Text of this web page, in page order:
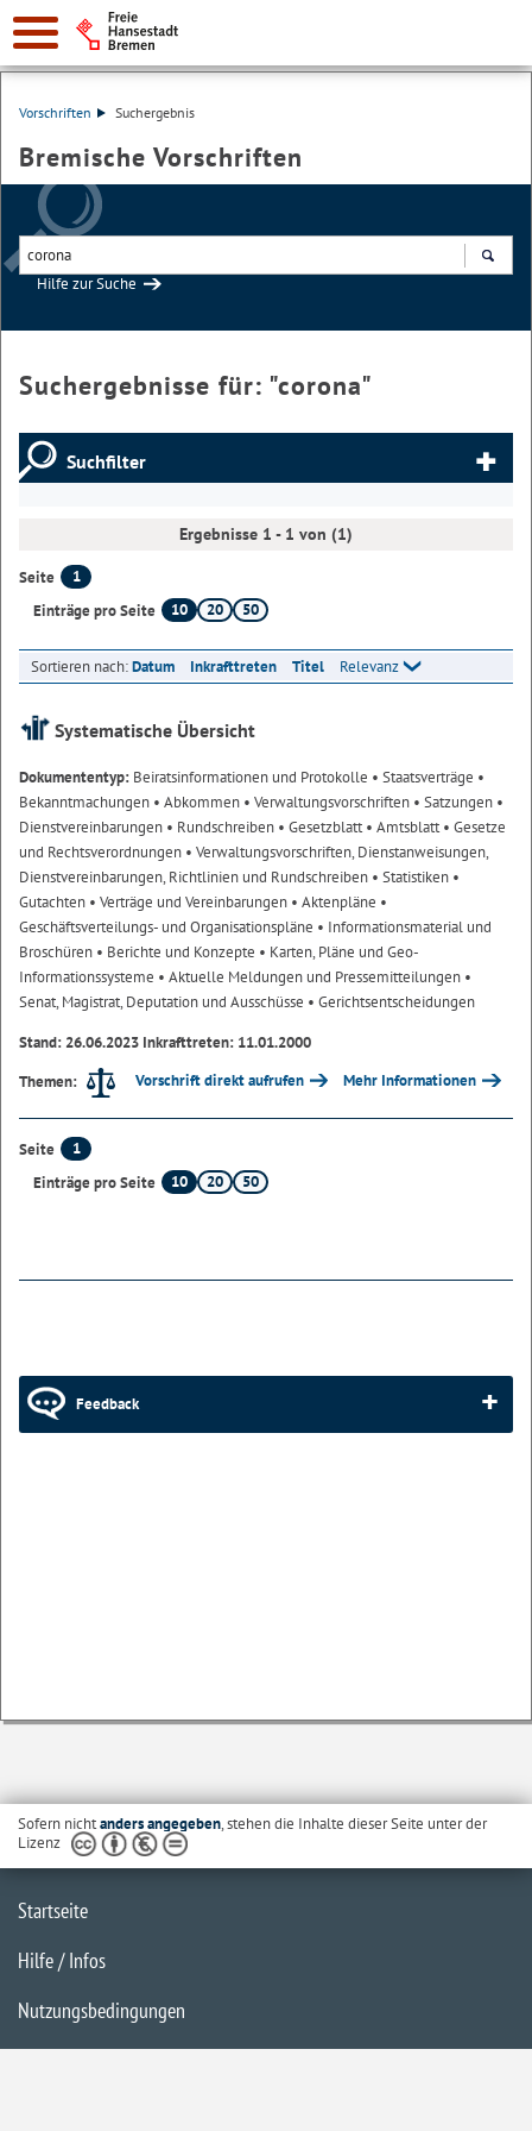
Vorschriften Suchergebnis
Bremische Vorschriften
Hilfe zur Suche
Suchergebnisse für: "corona"
Suchfilter
Ergebnisse 1 - 1 von (1)
Seite
1
Einträge pro Seite
10 20 50
Sortieren nach:Datum Inkrafttreten Titel Relevanz
Systematische Übersicht
Dokumententyp: Beiratsinformationen und Protokolle • Staatsverträge •
Bekanntmachungen • Abkommen • Verwaltungsvorschriften • Satzungen •
Dienstvereinbarungen • Rundschreiben • Gesetzblatt• Amtsblatt• Gesetze
und Rechtsverordnungen • Verwaltungsvorschriften, Dienstanweisungen,
Dienstvereinbarungen, Richtlinien und Rundschreiben • Statistiken •
Gutachten • Verträge und Vereinbarungen • Aktenpläne •
Geschäftsverteilungs- und Organisationspläne • Informationsmaterial und
Broschüren • Berichte und Konzepte • Karten, Pläne und Geo-
Informationssysteme • Aktuelle Meldungen und Pressemitteilungen •
Senat, Magistrat, Deputation und Ausschüsse • Gerichtsentscheidungen
Stand: 26.06.2023 Inkrafttreten: 11.01.2000
Themen:
Vorschrift direkt aufrufen Mehr Informationen
Seite
1
Einträge pro Seite
10 20 50
Feedback
Sofern nichtanders angegeben, stehen die Inhalte dieser Seite unter der
Lizenz
Startseite
Hilfe / Infos
Nutzungsbedingungen